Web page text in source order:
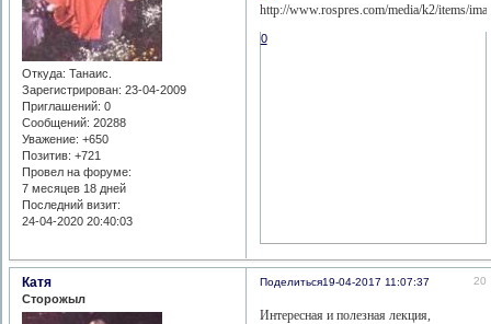
Откуда: Танаис.
Зарегистрирован: 23-04-2009
Приглашений: 0
Сообщений: 20288
Уважение: +650
Позитив: +721
Провел на форуме:
7 месяцев 18 дней
Последний визит:
24-04-2020 20:40:03
0
Поделиться 20
19-04-2017 11:07:37
Катя
Сторожыл
Интересная и полезная лекция,